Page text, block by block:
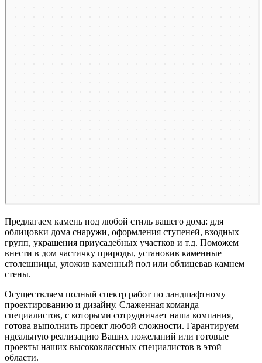
Предлагаем камень под любой стиль вашего дома: для
облицовки дома снаружи, оформления ступеней, входных
групп, украшения приусадебных участков и т.д. Поможем
внести в дом частичку природы, установив каменные
столешницы, уложив каменный пол или облицевав камнем
стены.
Осуществляем полный спектр работ по ландшафтному
проектированию и дизайну. Слаженная команда
специалистов, с которыми сотрудничает наша компания,
готова выполнить проект любой сложности. Гарантируем
идеальную реализацию Ваших пожеланий или готовые
проекты наших высококлассных специалистов в этой
области.